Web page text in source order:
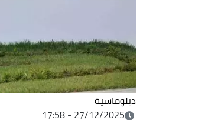
دبلوماسية
27/12/2025 - 17:58